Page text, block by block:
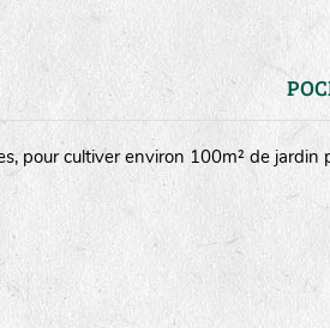
pour cultiver environ 100m² de jardin